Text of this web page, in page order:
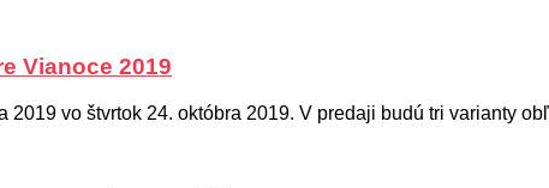
Vianoce 2019
2019 vo štvrtok 24. októbra 2019. V predaji budú tri varianty